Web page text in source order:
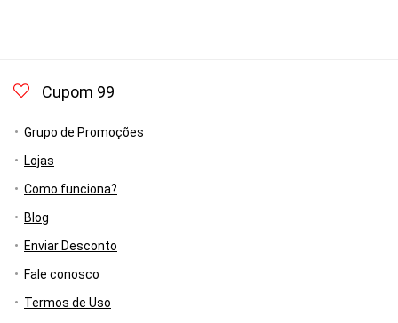
Cupom 99
Grupo de Promoções
Lojas
Como funciona?
Blog
Enviar Desconto
Fale conosco
Termos de Uso